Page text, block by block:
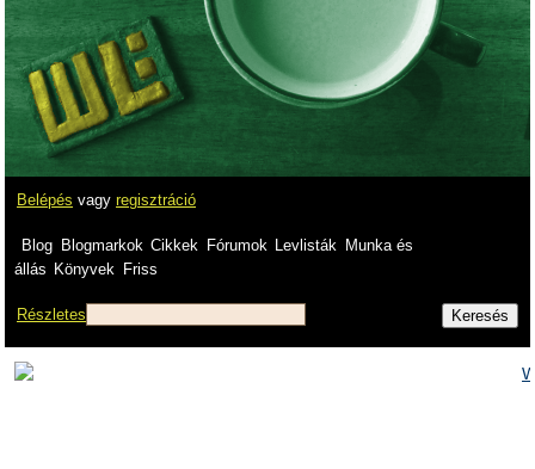
Belépés vagy regisztráció
Blog Blogmarkok Cikkek Fórumok Levlisták
Munka és
állás Könyvek Friss
Részletes